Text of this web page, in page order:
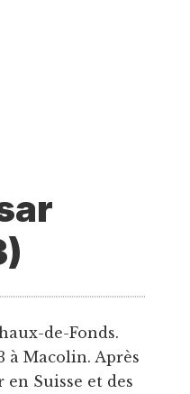
de-Fonds.
à Macolin. Après
Suisse et des